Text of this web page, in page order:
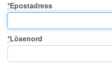
*Epostadress
*Lösenord